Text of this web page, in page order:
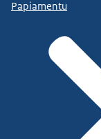
Papiamentu